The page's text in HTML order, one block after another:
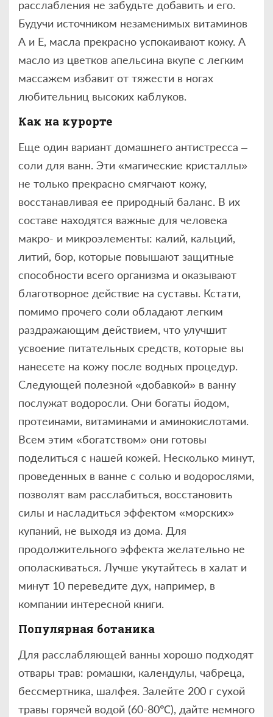
расслабления не забудьте добавить и его.
Будучи источником незаменимых витаминов
А и Е, масла прекрасно успокаивают кожу. А
масло из цветков апельсина вкупе с легким
массажем избавит от тяжести в ногах
любительниц высоких каблуков.
Как на курорте
Еще один вариант домашнего антистресса –
соли для ванн. Эти «магические кристаллы»
не только прекрасно смягчают кожу,
восстанавливая ее природный баланс. В их
составе находятся важные для человека
макро- и микроэлементы: калий, кальций,
литий, бор, которые повышают защитные
способности всего организма и оказывают
благотворное действие на суставы. Кстати,
помимо прочего соли обладают легким
раздражающим действием, что улучшит
усвоение питательных средств, которые вы
нанесете на кожу после водных процедур.
Следующей полезной «добавкой» в ванну
послужат водоросли. Они богаты йодом,
протеинами, витаминами и аминокислотами.
Всем этим «богатством» они готовы
поделиться с нашей кожей. Несколько минут,
проведенных в ванне с солью и водорослями,
позволят вам расслабиться, восстановить
силы и насладиться эффектом «морских»
купаний, не выходя из дома. Для
продолжительного эффекта желательно не
ополаскиваться. Лучше укутайтесь в халат и
минут 10 переведите дух, например, в
компании интересной книги.
Популярная ботаника
Для расслабляющей ванны хорошо подходят
отвары трав: ромашки, календулы, чабреца,
бессмертника, шалфея. Залейте 200 г сухой
травы горячей водой (60-80℃), дайте немного